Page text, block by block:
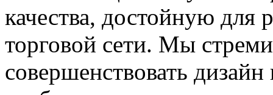
качества, достойную для
торговой сети. Мы
совершенствовать